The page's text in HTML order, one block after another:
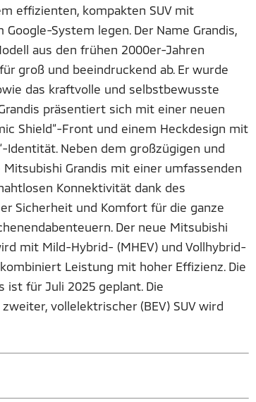
effizienten, kompakten SUV mit
System legen. Der Name Grandis,
aus den frühen 2000er-Jahren
groß und beeindruckend ab. Er wurde
das kraftvolle und selbstbewusste
präsentiert sich mit einer neuen
Shield“-Front und einem Heckdesign mit
Identität. Neben dem großzügigen und
Grandis mit einer umfassenden
Konnektivität dank des
Sicherheit und Komfort für die ganze
Der neue Mitsubishi
mit Mild-Hybrid- (MHEV) und Vollhybrid-
Leistung mit hoher Effizienz. Die
ist für Juli 2025 geplant. Die
vollelektrischer (BEV) SUV wird